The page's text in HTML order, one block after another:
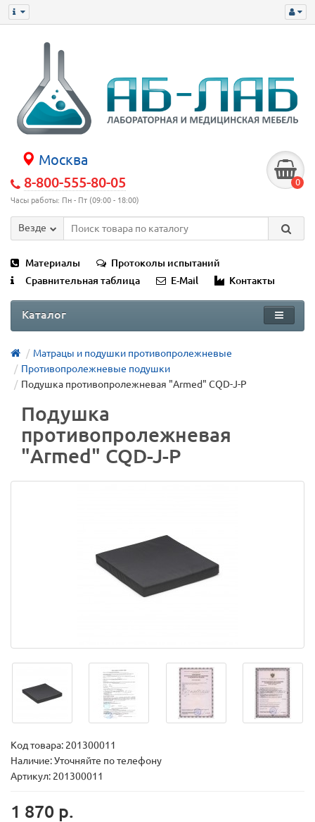
Москва
8-800-555-80-05
Часы работы: Пн - Пт (09:00 - 18:00)
0
Везде
Материалы
Протоколы испытаний
Сравнительная таблица
E-Mail Контакты
Каталог
Матрацы и подушки противопролежневые
Противопролежневые подушки
Подушка противопролежневая "Armed" CQD-J-P
Подушка
противопролежневая
"Armed" CQD-J-P
Код товара: 201300011
Наличие: Уточняйте по телефону
Артикул: 201300011
1 870 р.